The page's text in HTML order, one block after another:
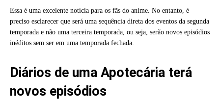
Essa é uma excelente notícia para os fãs do anime. No entanto, é
preciso esclarecer que será uma sequência direta dos eventos da segunda
temporada e não uma terceira temporada, ou seja, serão novos episódios
inéditos sem ser em uma temporada fechada.
Diários de uma Apotecária terá
novos episódios